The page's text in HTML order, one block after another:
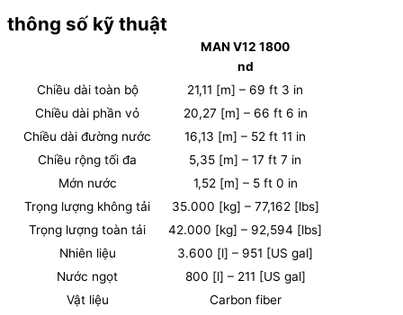
thông số kỹ thuật
MAN V12 1800
nd
Chiều dài toàn bộ
21,11 [m] – 69 ft 3 in
Chiều dài phần vỏ
20,27 [m] – 66 ft 6 in
Chiều dài đường nước
16,13 [m] – 52 ft 11 in
Chiều rộng tối đa
5,35 [m] – 17 ft 7 in
Mớn nước
1,52 [m] – 5 ft 0 in
Trọng lượng không tải
35.000 [kg] – 77,162 [lbs]
Trọng lượng toàn tải
42.000 [kg] – 92,594 [lbs]
Nhiên liệu
3.600 [l] – 951 [US gal]
Nước ngọt
800 [l] – 211 [US gal]
Vật liệu
Carbon fiber